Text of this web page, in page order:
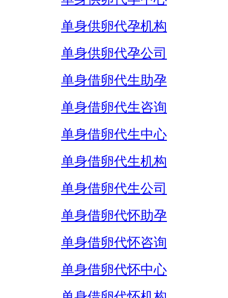
单身供卵代孕机构
单身供卵代孕公司
单身借卵代生助孕
单身借卵代生咨询
单身借卵代生中心
单身借卵代生机构
单身借卵代生公司
单身借卵代怀助孕
单身借卵代怀咨询
单身借卵代怀中心